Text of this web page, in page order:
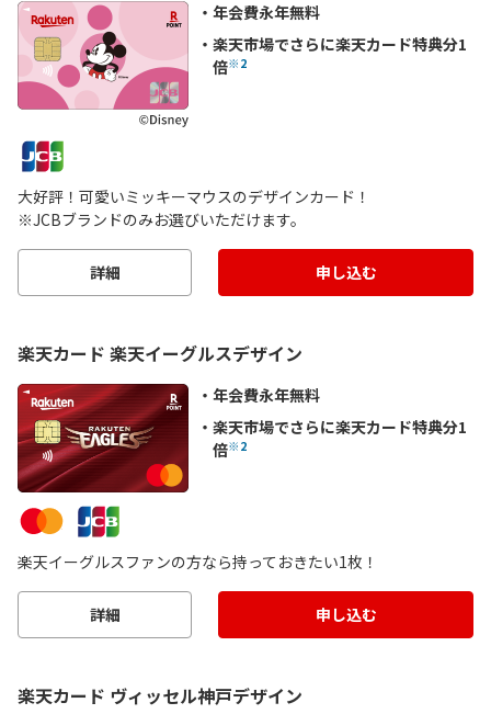
年会費永年無料
楽天市場でさらに楽天カード特典分1
倍※2
大好評！可愛いミッキーマウスのデザインカード！
※JCBブランドのみお選びいただけます。
詳細 申し込む
楽天カード 楽天イーグルスデザイン
年会費永年無料
楽天市場でさらに楽天カード特典分1
倍※2
楽天イーグルスファンの方なら持っておきたい1枚！
詳細 申し込む
楽天カード ヴィッセル神戸デザイン